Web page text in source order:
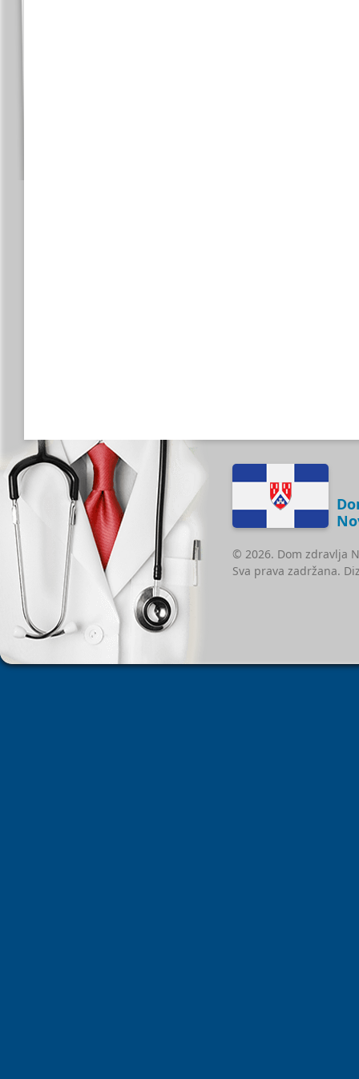
© 2026. Dom zdravlja
Sva prava zadržana.